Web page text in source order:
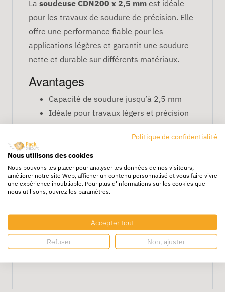
La soudeuse CDN200 x 2,5 mm est idéale
pour les travaux de soudure de précision. Elle
offre une performance fiable pour les
applications légères et garantit une soudure
nette et durable sur différents matériaux.
Avantages
Capacité de soudure jusqu’à 2,5 mm
Idéale pour travaux légers et précision
Fiable et durable pour usage
FAQ – Soudeuse CDN200 x
2,5 mm
Quelle épaisseur peut-elle souder ?
Convient-elle à un usage professionnel ?
Oui, parfaite pour travaux légers nécessitant
Politique de confidentialité
Nous utilisons des cookies
Nous pouvons les placer pour analyser les données de nos visiteurs,
améliorer notre site Web, afficher un contenu personnalisé et vous faire vivre
une expérience inoubliable. Pour plus d'informations sur les cookies que
nous utilisons, ouvrez les paramètres.
Accepter tout
Refuser Non, ajuster